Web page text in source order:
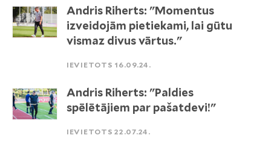
Andris Riherts: "Momentus
izveidojām pietiekami, lai gūtu
vismaz divus vārtus."
IEVIETOTS 16.09.24.
Andris Riherts: "Paldies
spēlētājiem par pašatdevi!"
IEVIETOTS 22.07.24.